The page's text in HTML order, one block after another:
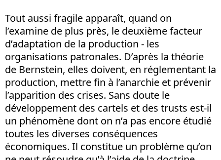
Tout aussi fragile apparaît, quand on
l’examine de plus près, le deuxième facteur
d’adaptation de la production - les
organisations patronales. D’après la théorie
de Bernstein, elles doivent, en réglementant la
production, mettre fin à l’anarchie et prévenir
l’apparition des crises. Sans doute le
développement des cartels et des trusts est-il
un phénomène dont on n’a pas encore étudié
toutes les diverses conséquences
économiques. Il constitue un problème qu’on